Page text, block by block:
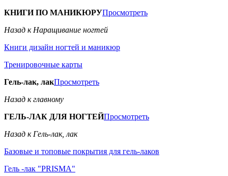
КНИГИ ПО МАНИКЮРУПросмотреть
Назад к Наращивание ногтей
Книги дизайн ногтей и маникюр
Тренировочные карты
Гель-лак, лакПросмотреть
Назад к главному
ГЕЛЬ-ЛАК ДЛЯ НОГТЕЙПросмотреть
Назад к Гель-лак, лак
Базовые и топовые покрытия для гель-лаков
Гель -лак "PRISMA"